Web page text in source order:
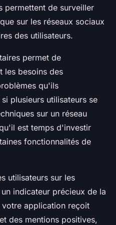
permettent de surveiller
sur les réseaux sociaux
des utilisateurs.
permet de
les besoins des
qu'ils
plusieurs utilisateurs se
sur un réseau
est temps d'investir
fonctionnalités de
utilisateurs sur les
indicateur précieux de la
application reçoit
des mentions positives,